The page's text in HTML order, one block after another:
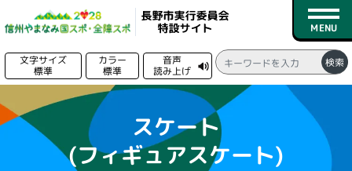
文字サイズ
標準
カラー
標準
音声
読み上げ
検索
トップページ
新着情報
スケート
(フィギュアスケート)